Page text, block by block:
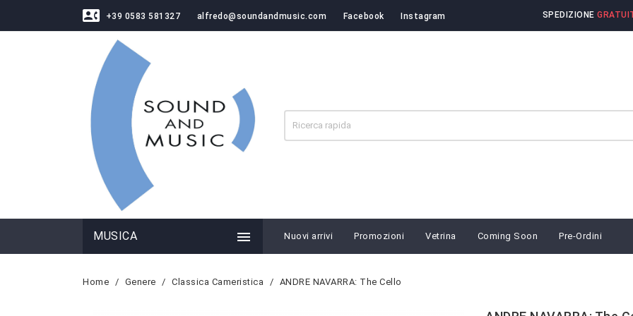
contact_phone +39 0583 581327 alfredo@soundandmusic.com Facebook Instagram SPEDIZIONE
MUSICA  Nuovi arrivi Promozioni Vetrina Coming Soon Pre-Ordini
Home Genere Classica Cameristica ANDRE NAVARRA: The Cello